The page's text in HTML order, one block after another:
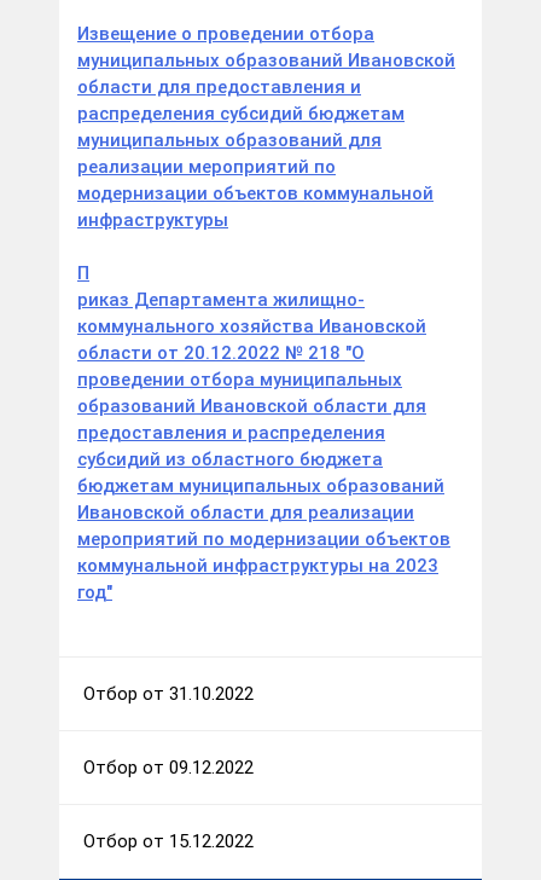
Извещение о проведении отбора
муниципальных образований Ивановской
области для предоставления и
распределения субсидий бюджетам
муниципальных образований для
реализации мероприятий по
модернизации объектов коммунальной
инфраструктуры
П
риказ Департамента жилищно-
коммунального хозяйства Ивановской
области от 20.12.2022 № 218 "О
проведении отбора муниципальных
образований Ивановской области для
предоставления и распределения
субсидий из областного бюджета
бюджетам муниципальных образований
Ивановской области для реализации
мероприятий по модернизации объектов
коммунальной инфраструктуры на 2023
год"
Отбор от 31.10.2022
Отбор от 09.12.2022
Отбор от 15.12.2022